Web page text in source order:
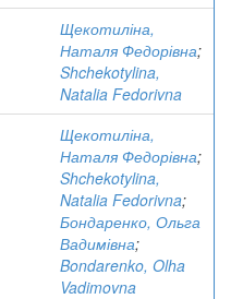
Щекотиліна,
Наталя Федорівна;
Shchekotylina,
Natalia Fedorivna
Щекотиліна,
Наталя Федорівна;
Shchekotylina,
Natalia Fedorivna;
Бондаренко, Ольга
Вадимівна;
Bondarenko, Olha
Vadimovna